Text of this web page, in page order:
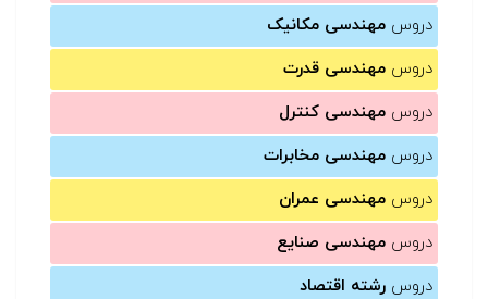
دروس مهندسی مکانیک
دروس مهندسی قدرت
دروس مهندسی کنترل
دروس مهندسی مخابرات
دروس مهندسی عمران
دروس مهندسی صنایع
دروس رشته اقتصاد